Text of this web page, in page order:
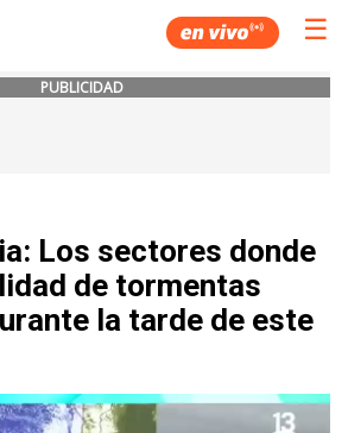
☰
PUBLICIDAD
Los sectores donde
de tormentas
la tarde de este